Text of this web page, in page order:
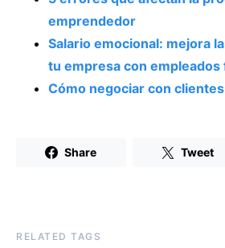
emprendedor
Salario emocional: mejora
tu empresa con empleados
Cómo negociar con
Share Tweet
RELATED TAGS